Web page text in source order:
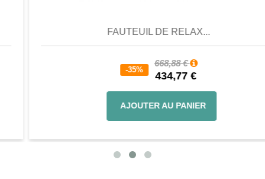
FAUTEUIL DE RELAX...
668,88 €
434,77 €
AJOUTER AU PANIER